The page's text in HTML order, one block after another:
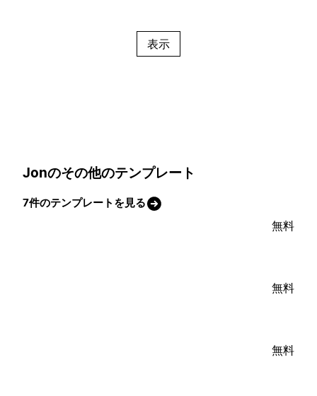
表示
Jonのその他のテンプレート
7件のテンプレートを見る
無料
無料
無料